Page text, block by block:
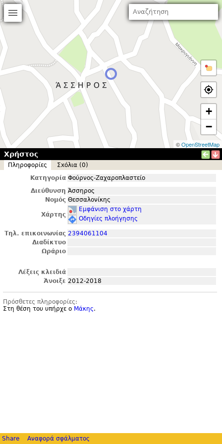
+
−
©OpenStreetMap
Χρήστος
Πληροφορίες
Σxόλια (0)
Κατηγορία Φούρνος-Ζαχαροπλαστείο
Διεύθυνση Άσσηρος
Νομός Θεσσαλονίκης
Χάρτης
Εμφάνιση στο χάρτη
Οδηγίες πλοήγησης
Τηλ. επικοινωνίας 2394061104
Διαδίκτυο
Ωράριο
Λέξεις κλειδιά
Άνοιξε 2012-2018
Πρόσθετες πληροφορίες:
Στη θέση του υπήρχε ο Μάκης.
Share Αναφορά σφάλματος